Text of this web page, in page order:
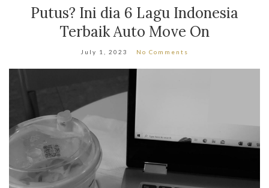
Putus? Ini dia 6 Lagu Indonesia
Terbaik Auto Move On
July 1, 2023 No Comments